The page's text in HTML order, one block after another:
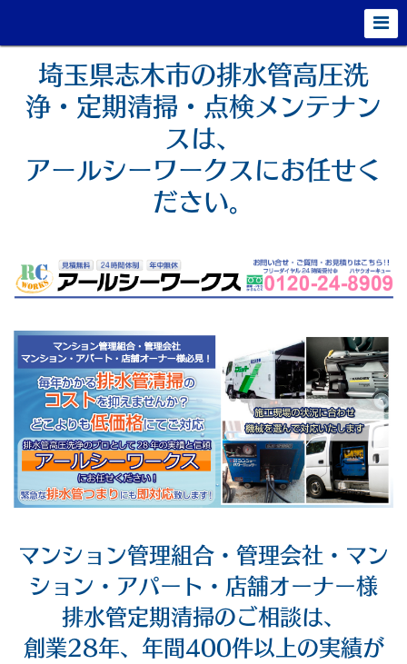
埼玉県志木市の排水管高圧洗
浄・定期清掃・点検メンテナン
スは、
アールシーワークスにお任せく
ださい。
マンション管理組合・管理会社・マン
ション・アパート・店舗オーナー様
排水管定期清掃のご相談は、
創業28年、年間400件以上の実績が